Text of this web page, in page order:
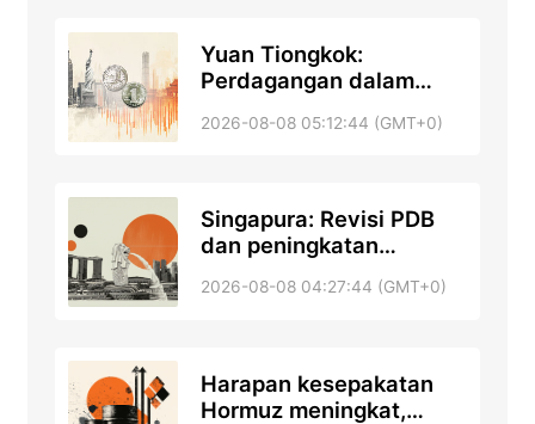
Yuan Tiongkok:
Perdagangan dalam
dengan nada bullish
2026-08-08 05:12:44 (GMT+0)
Singapura: Revisi PDB
dan peningkatan
2026-08-08 04:27:44 (GMT+0)
Harapan kesepakatan
Hormuz meningkat,